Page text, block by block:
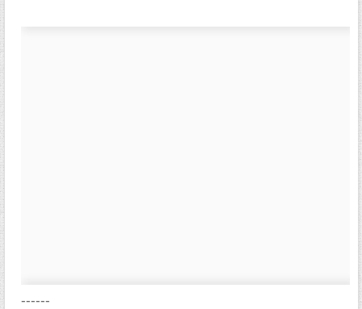
------